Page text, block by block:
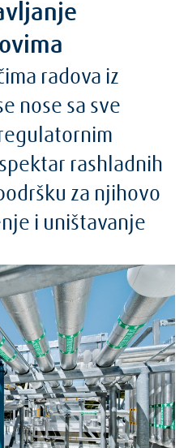
radova iz
nose sa sve
rashladnih
za njihovo
i uništavanje